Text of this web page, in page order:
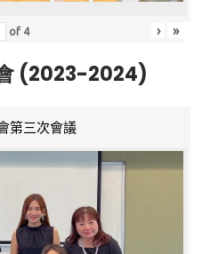
of 4 › »
(2023-2024)
第三次會議